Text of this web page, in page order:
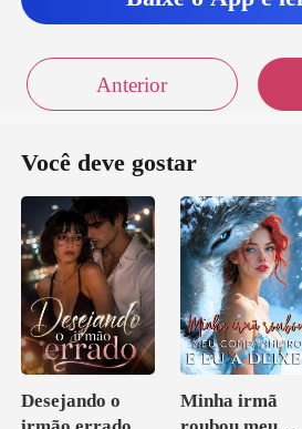
Anterior
Você deve gostar
Desejando o
Minha irmã